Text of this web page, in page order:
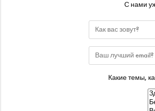
С нами
Какие темы,